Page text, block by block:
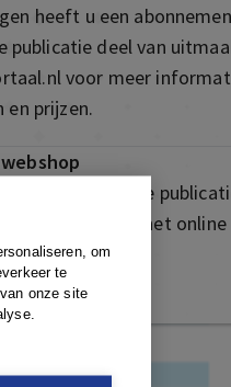
om
te
onze site
heeft u een
publicatie deel van
voor meer
en prijzen.
Sommige
te kopen tot het online